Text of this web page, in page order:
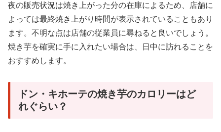
夜の販売状況は焼き上がった分の在庫によるため、店舗に
よっては最終焼き上がり時間が表示されていることもあり
ます。不明な点は店舗の従業員に尋ねると良いでしょう。
焼き芋を確実に手に入れたい場合は、日中に訪れることを
おすすめします。
ドン・キホーテの焼き芋のカロリーはど
れぐらい？